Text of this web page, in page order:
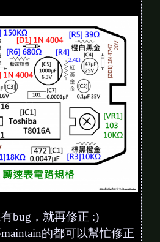
bug，就再修正 :)
的都可以幫忙修正